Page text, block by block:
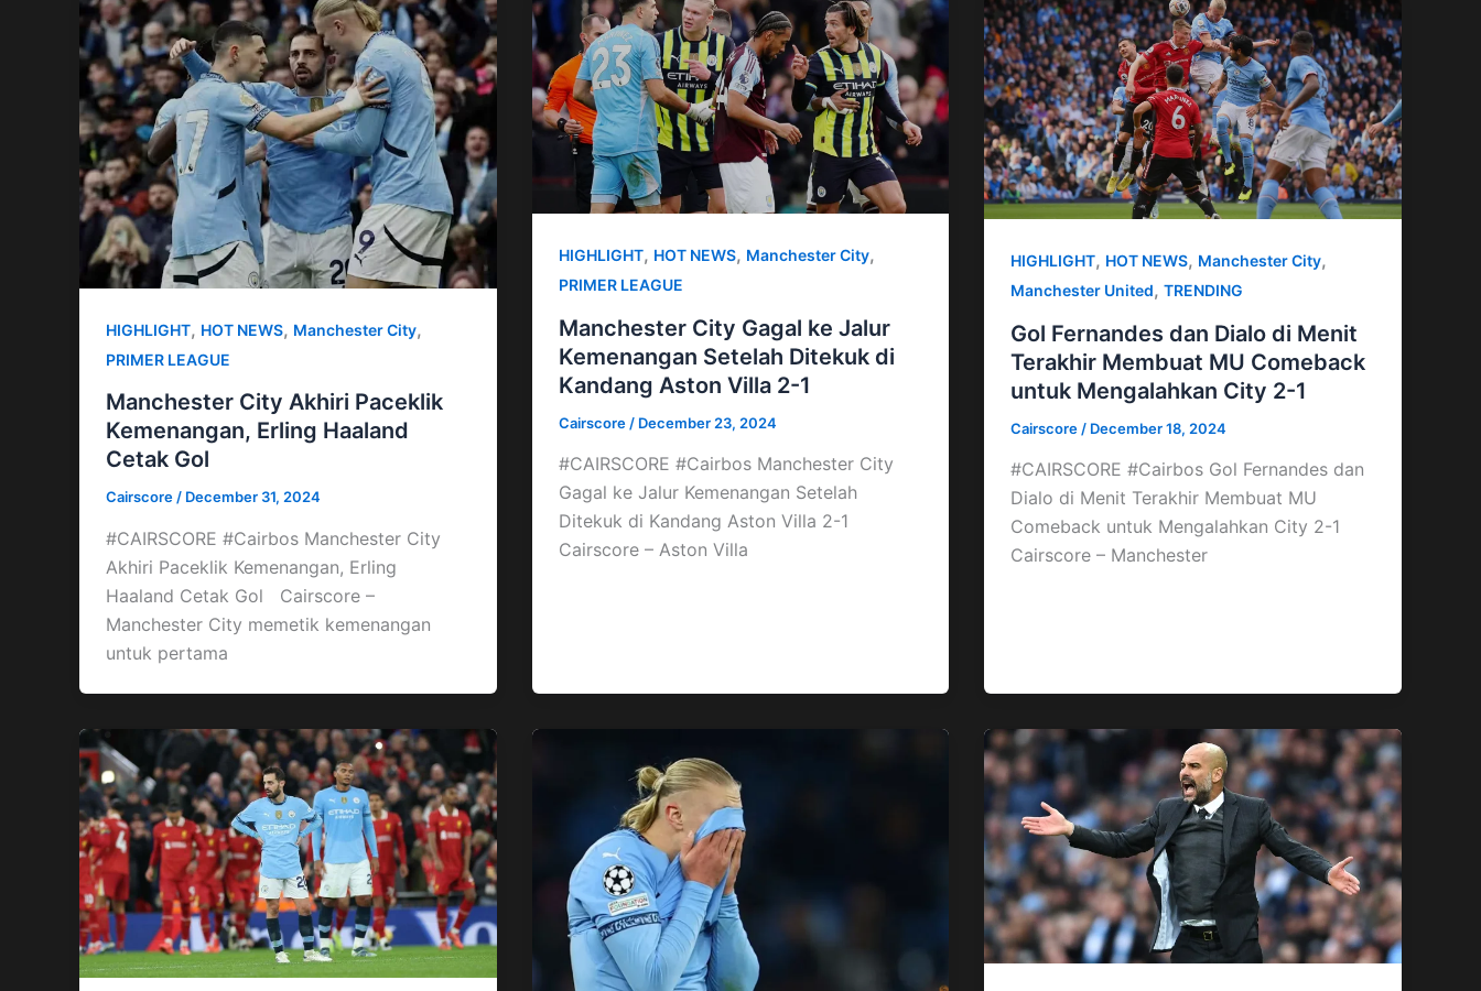
HIGHLIGHT, HOT NEWS, Manchester City,
PRIMER LEAGUE
Manchester City Akhiri Paceklik
Kemenangan, Erling Haaland
Cetak Gol
Cairscore/ December 31, 2024
#CAIRSCORE #Cairbos Manchester City
Akhiri Paceklik Kemenangan, Erling
Haaland Cetak Gol Cairscore –
Manchester City memetik kemenangan
untuk pertama
HIGHLIGHT, HOT NEWS, Manchester City,
PRIMER LEAGUE
Manchester City Gagal ke Jalur
Kemenangan Setelah Ditekuk di
Kandang Aston Villa 2-1
Cairscore / December 23, 2024
#CAIRSCORE #Cairbos Manchester City
Gagal ke Jalur Kemenangan Setelah
Ditekuk di Kandang Aston Villa 2-1
Cairscore – Aston Villa
HIGHLIGHT, HOT NEWS, Manchester City,
Manchester United,TRENDING
Gol Fernandes dan Dialo di Menit
Terakhir Membuat MU Comeback
untuk Mengalahkan City 2-1
Cairscore / December 18, 2024
#CAIRSCORE #Cairbos Gol Fernandes dan
Dialo di Menit Terakhir Membuat MU
Comeback untuk Mengalahkan City 2-1
Cairscore – Manchester